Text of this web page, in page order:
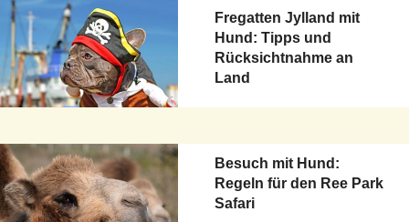
Fregatten Jylland mit
Hund: Tipps und
Rücksichtnahme an
Land
Besuch mit Hund:
Regeln für den Ree Park
Safari